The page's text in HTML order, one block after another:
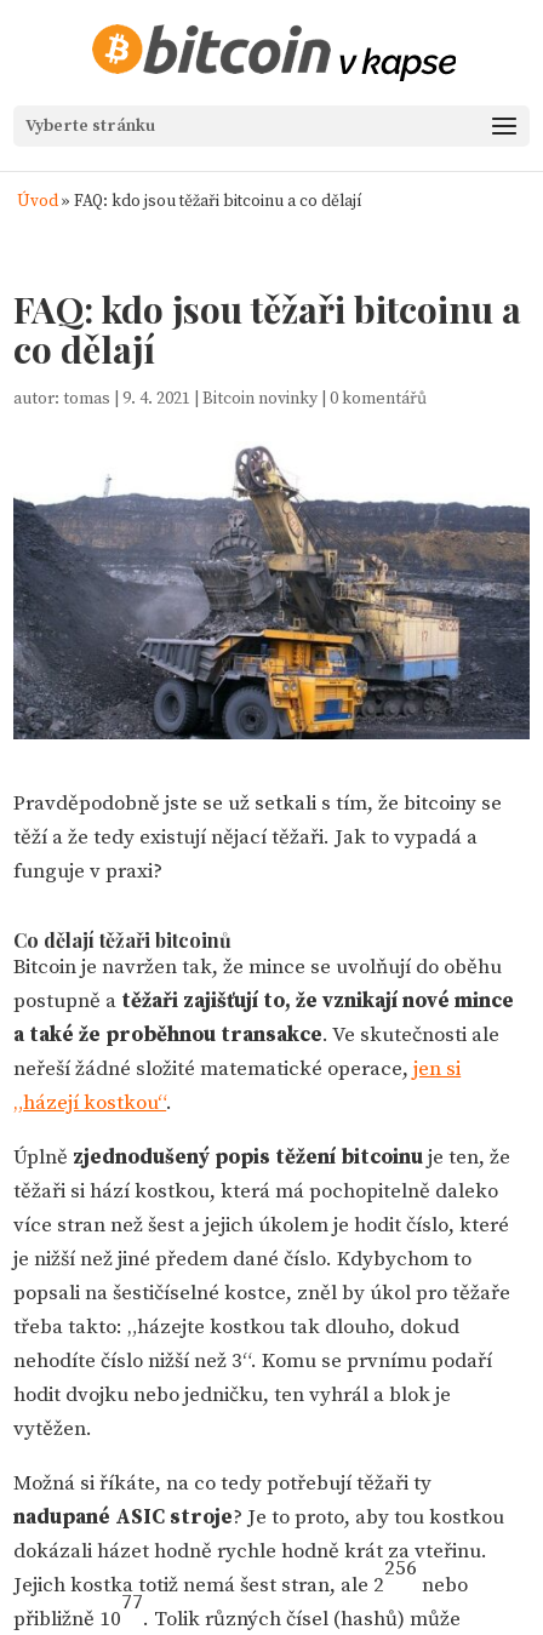
Vyberte stránku
Úvod» FAQ: kdo jsou těžaři bitcoinu a co dělají
FAQ: kdo jsou těžaři bitcoinu a
co dělají
autor:tomas |9. 4. 2021 |Bitcoin novinky |0 komentářů
Pravděpodobně jste se už setkali s tím, že bitcoiny se
těží a že tedy existují nějací těžaři. Jak to vypadá a
funguje v praxi?
Co dělají těžaři bitcoinů
Bitcoin je navržen tak, že mince se uvolňují do oběhu
postupně a těžaři zajišťují to, že vznikají nové mince
a také že proběhnou transakce. Ve skutečnosti ale
neřeší žádné složité matematické operace,jen si
„házejí kostkou“.
Úplně zjednodušený popis těžení bitcoinuje ten, že
těžaři si hází kostkou, která má pochopitelně daleko
více stran než šest a jejich úkolem je hodit číslo, které
je nižší než jiné předem dané číslo. Kdybychom to
popsali na šestičíselné kostce, zněl by úkol pro těžaře
třeba takto: „házejte kostkou tak dlouho, dokud
nehodíte číslo nižší než 3“. Komu se prvnímu podaří
hodit dvojku nebo jedničku, ten vyhrál a blok je
vytěžen.
Možná si říkáte, na co tedy potřebují těžaři ty
nadupané ASIC stroje? Je to proto, aby tou kostkou
dokázali házet hodně rychle hodně krát za vteřinu.
Jejich kostka totiž nemá šest stran, ale 2
256
nebo
přibližně 10
77
. Tolik různých čísel (hashů) může